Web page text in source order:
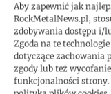
Aby zapewnić jak
RockMetalNews.pl,
zdobywania dostępu i/
Zgoda na te
dotyczące zachowania
zgody lub też
funkcjonalności strony.
Gary Holt:
Polsce!